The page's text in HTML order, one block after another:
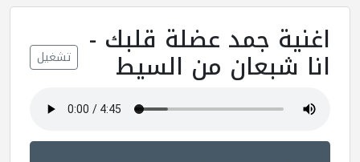
اغنية جمد عضلة قلبك -
انا شبعان من السيط تشغيل